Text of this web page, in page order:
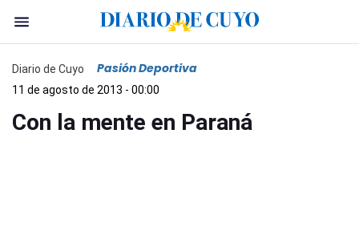
Diario de Cuyo Pasión Deportiva
11 de agosto de 2013 - 00:00
Con la mente en Paraná